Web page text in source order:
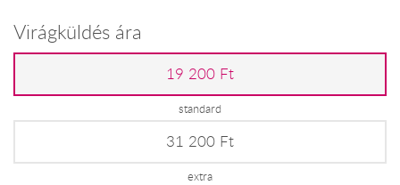
Virágküldés ára
19 200 Ft
standard
31 200 Ft
extra